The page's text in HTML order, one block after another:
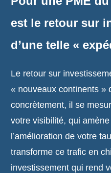
est le retour sur
d’une telle «
Le retour sur
« nouveaux continents »
concrètement, il se
votre visibilité, qui
l’amélioration de votre
transforme ce trafic en
investissement qui rend